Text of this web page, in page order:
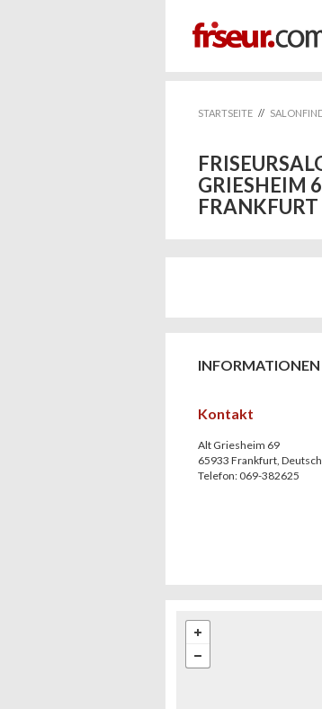
STARTSEITE //
GRIESHEIM
FRANKFURT
INFORMATIONEN
Kontakt
Alt Griesheim 69
65933 Frankfurt,
Telefon: 069-382625